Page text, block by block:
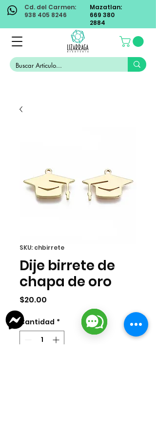
Cd. del Carmen:
938 405 8246
Mazatlan:
669 380
2884
SKU: chbirrete
Dije birrete de
chapa de oro
$20.00
Cantidad *